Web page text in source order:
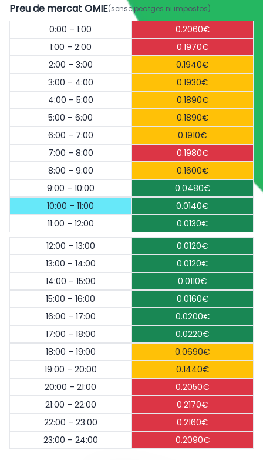
Preu de mercat OMIE(sense peatges ni impostos)
0:00 – 1:00
0.2060€
1:00 – 2:00
0.1970€
2:00 – 3:00
0.1940€
3:00 – 4:00
0.1930€
4:00 – 5:00
0.1890€
5:00 – 6:00
0.1890€
6:00 – 7:00
0.1910€
7:00 – 8:00
0.1980€
8:00 – 9:00
0.1600€
9:00 – 10:00
0.0480€
10:00 – 11:00
0.0140€
11:00 – 12:00
0.0130€
12:00 – 13:00
0.0120€
13:00 – 14:00
0.0120€
14:00 – 15:00
0.0110€
15:00 – 16:00
0.0160€
16:00 – 17:00
0.0200€
17:00 – 18:00
0.0220€
18:00 – 19:00
0.0690€
19:00 – 20:00
0.1440€
20:00 – 21:00
0.2050€
21:00 – 22:00
0.2170€
22:00 – 23:00
0.2160€
23:00 – 24:00
0.2090€